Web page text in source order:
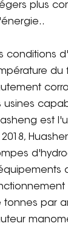
plus
.
conditions
du
usines
est
2018,
tonnes par